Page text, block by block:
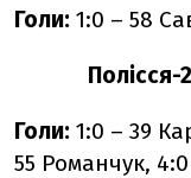
Голи: 1:0 – 58
Голи: 1:0 – 39
55 Романчук,